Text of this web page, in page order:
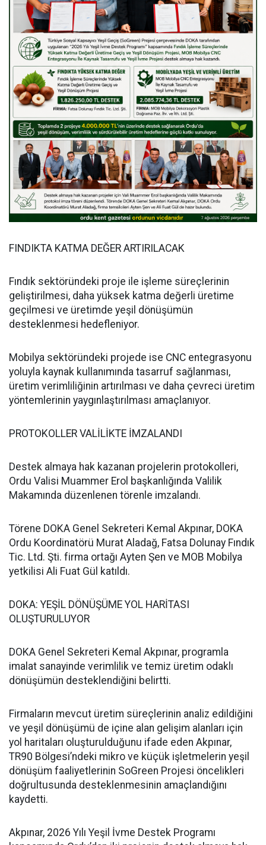
FINDIKTA KATMA DEĞER ARTIRILACAK
Fındık sektöründeki proje ile işleme süreçlerinin
geliştirilmesi, daha yüksek katma değerli üretime
geçilmesi ve üretimde yeşil dönüşümün
desteklenmesi hedefleniyor.
Mobilya sektöründeki projede ise CNC entegrasyonu
yoluyla kaynak kullanımında tasarruf sağlanması,
üretim verimliliğinin artırılması ve daha çevreci üretim
yöntemlerinin yaygınlaştırılması amaçlanıyor.
PROTOKOLLER VALİLİKTE İMZALANDI
Destek almaya hak kazanan projelerin protokolleri,
Ordu Valisi Muammer Erol başkanlığında Valilik
Makamında düzenlenen törenle imzalandı.
Törene DOKA Genel Sekreteri Kemal Akpınar, DOKA
Ordu Koordinatörü Murat Aladağ, Fatsa Dolunay Fındık
Tic. Ltd. Şti. firma ortağı Ayten Şen ve MOB Mobilya
yetkilisi Ali Fuat Gül katıldı.
DOKA: YEŞİL DÖNÜŞÜME YOL HARİTASI
OLUŞTURULUYOR
DOKA Genel Sekreteri Kemal Akpınar, programla
imalat sanayinde verimlilik ve temiz üretim odaklı
dönüşümün desteklendiğini belirtti.
Firmaların mevcut üretim süreçlerinin analiz edildiğini
ve yeşil dönüşümü de içine alan gelişim alanları için
yol haritaları oluşturulduğunu ifade eden Akpınar,
TR90 Bölgesi’ndeki mikro ve küçük işletmelerin yeşil
dönüşüm faaliyetlerinin SoGreen Projesi öncelikleri
doğrultusunda desteklenmesinin amaçlandığını
kaydetti.
Akpınar, 2026 Yılı Yeşil İvme Destek Programı